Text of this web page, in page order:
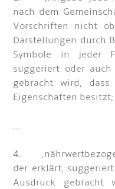
nach dem
Vorschriften nicht
Darstellungen durch
Symbole in jeder
suggeriert oder
gebracht wird, dass
Eigenschaften besitzt;
…
4.
der erklärt,
Ausdruck gebracht